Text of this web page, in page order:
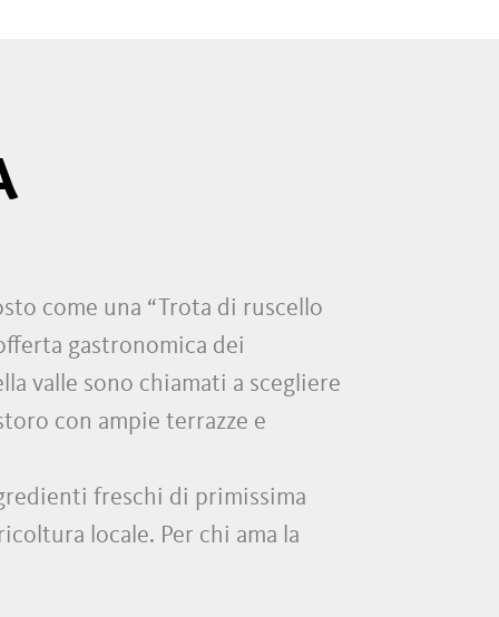
come una “Trota di ruscello
gastronomica dei
valle sono chiamati a scegliere
con ampie terrazze e
freschi di primissima
locale. Per chi ama la